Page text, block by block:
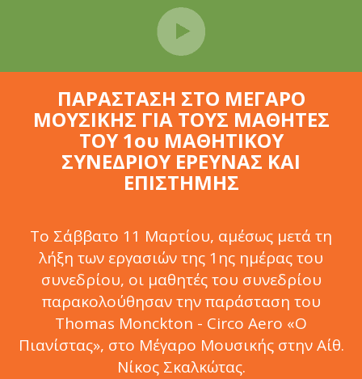
ΠΑΡΑΣΤΑΣΗ ΣΤΟ ΜΕΓΑΡΟ
ΜΟΥΣΙΚΗΣ ΓΙΑ ΤΟΥΣ ΜΑΘΗΤΕΣ
ΤΟΥ 1ου ΜΑΘΗΤΙΚΟΥ
ΣΥΝΕΔΡΙΟΥ ΕΡΕΥΝΑΣ ΚΑΙ
ΕΠΙΣΤΗΜΗΣ
Το Σάββατο 11 Μαρτίου, αμέσως μετά τη
λήξη των εργασιών της 1ης ημέρας του
συνεδρίου, οι μαθητές του συνεδρίου
παρακολούθησαν την παράσταση του
Thomas Monckton - Circo Aero «Ο
Πιανίστας», στο Μέγαρο Μουσικής στην Αίθ.
Νίκος Σκαλκώτας.